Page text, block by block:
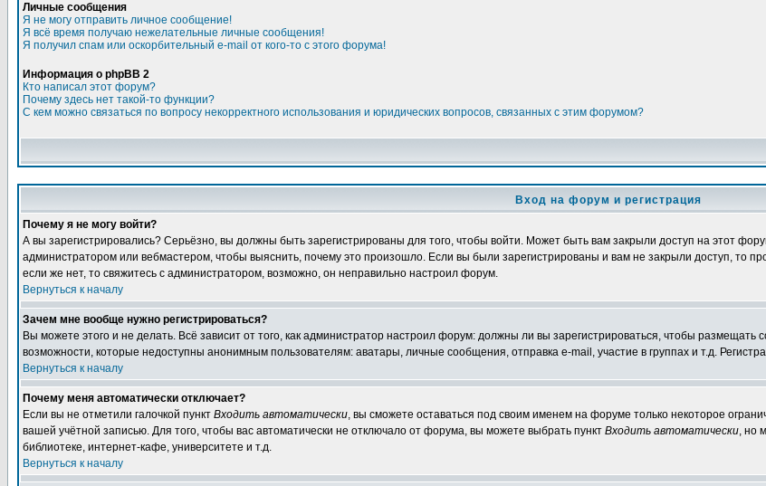
Личные сообщения
Я не могу отправить личное сообщение!
Я всё время получаю нежелательные личные сообщения!
Я получил спам или оскорбительный e-mail от кого-то с этого форума!
Информация о phpBB 2
Кто написал этот форум?
Почему здесь нет такой-то функции?
С кем можно связаться по вопросу некорректного использования и юридических вопросов, связанных с этим форумом?
Вход на форум и регистрация
Почему я не могу войти?
А вы зарегистрировались? Серьёзно, вы должны быть зарегистрированы для того, чтобы войти. Может быть вам закрыли доступ на этот
администратором или вебмастером, чтобы выяснить, почему это произошло. Если вы были зарегистрированы и вам не закрыли доступ, то
если же нет, то свяжитесь с администратором, возможно, он неправильно настроил форум.
Вернуться к началу
Зачем мне вообще нужно регистрироваться?
Вы можете этого и не делать. Всё зависит от того, как администратор настроил форум: должны ли вы зарегистрироваться, чтобы
возможности, которые недоступны анонимным пользователям: аватары, личные сообщения, отправка e-mail, участие в группах и т.д.
Вернуться к началу
Почему меня автоматически отключает?
Если вы не отметили галочкой пункт Входить автоматически, вы сможете оставаться под своим именем на форуме только некоторое
вашей учётной записью. Для того, чтобы вас автоматически не отключало от форума, вы можете выбрать пункт Входить автоматически, но
библиотеке, интернет-кафе, университете и т.д.
Вернуться к началу